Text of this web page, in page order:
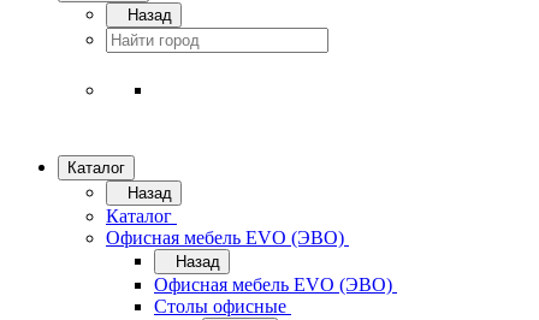
Назад
Каталог
Назад
Каталог
Офисная мебель EVO (ЭВО)
Назад
Офисная мебель EVO (ЭВО)
Cтолы офисные